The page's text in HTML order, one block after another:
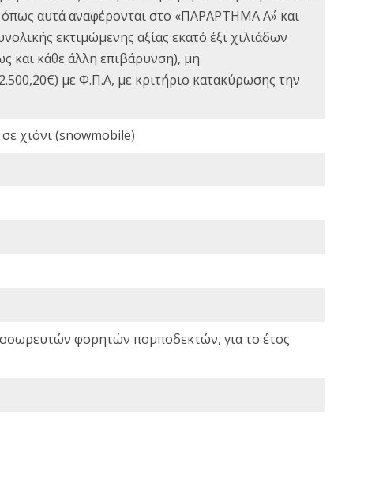
αυτά αναφέρονται στο «ΠΑΡΑΡΤΗΜΑ Α΄» και
εκτιμώμενης αξίας εκατό έξι χιλιάδων
και κάθε άλλη επιβάρυνση), μη
με Φ.Π.Α, με κριτήριο κατακύρωσης την
χιόνι (snowmobile)
φορητών πομποδεκτών, για το έτος